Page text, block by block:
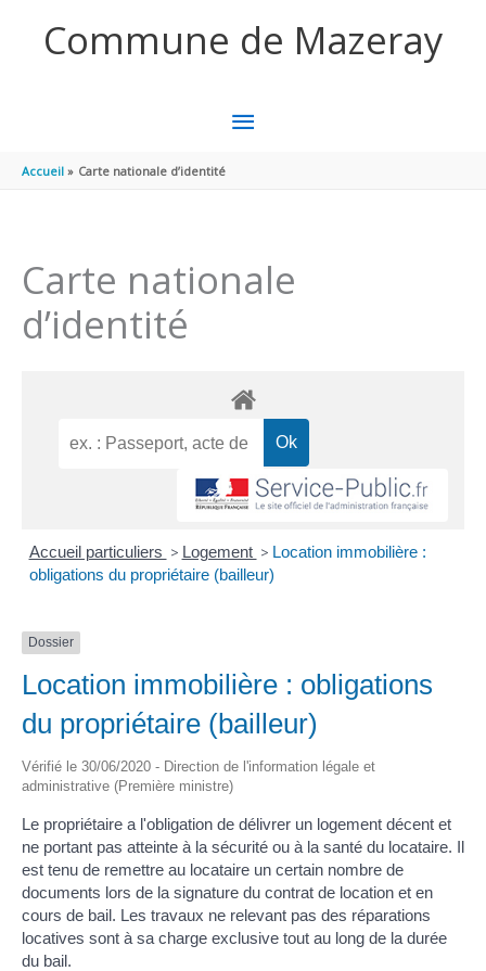
Commune de Mazeray
MENU
Accueil Carte nationale d’identité
Carte nationale
d’identité
Accueil particuliers > Logement > Location immobilière :
obligations du propriétaire (bailleur)
Dossier
Location immobilière : obligations
du propriétaire (bailleur)
Vérifié le 30/06/2020 - Direction de l'information légale et
administrative (Première ministre)
Le propriétaire a l'obligation de délivrer un logement décent et
ne portant pas atteinte à la sécurité ou à la santé du locataire. Il
est tenu de remettre au locataire un certain nombre de
documents lors de la signature du contrat de location et en
cours de bail. Les travaux ne relevant pas des réparations
locatives sont à sa charge exclusive tout au long de la durée
du bail.